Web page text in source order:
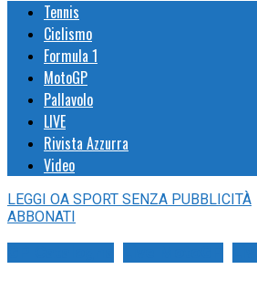
Tennis
Ciclismo
Formula 1
MotoGP
Pallavolo
LIVE
Rivista Azzurra
Video
LEGGI OA SPORT SENZA PUBBLICITÀ
ABBONATI